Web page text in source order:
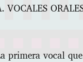
VOCALES
primera vocal